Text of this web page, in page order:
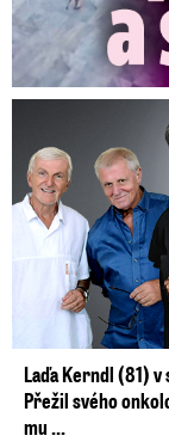
Laďa Kerndl (81) v
Přežil svého
mu ...